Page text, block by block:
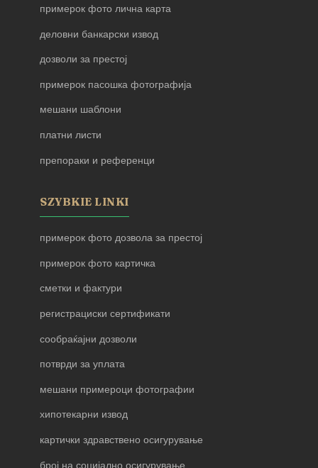
примерок фото лична карта
деловни банкарски извод
дозволи за престој
примерок пасошка фотографија
мешани шаблони
платни листи
препораки и референци
SZYBKIE LINKI
примерок фото дозвола за престој
примерок фото картичка
сметки и фактури
регистрациски сертификати
сообраќајни дозволи
потврди за уплата
мешани примероци фотографии
хипотекарни извод
картички здравствено осигурување
број на социјално осигурување